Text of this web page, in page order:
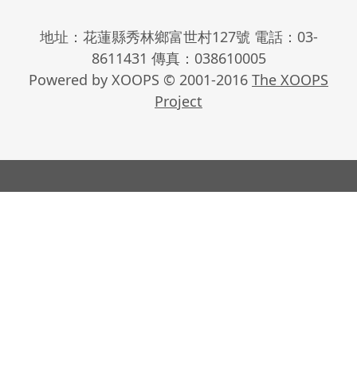
地址：花蓮縣秀林鄉富世村127號 電話：03-
8611431 傳真：038610005
Powered by XOOPS © 2001-2016 The XOOPS
Project